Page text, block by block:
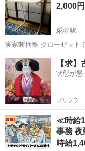
インでお部屋をおしゃれに
2,000円
糀谷駅
実家断捨離 クローゼット
階調整 高さ6段階調整 テ
最小55 足外せば長方
東京 大田区 糀谷駅
【求
状態が悪
プリフラ
≪時給
事務 夜
時給